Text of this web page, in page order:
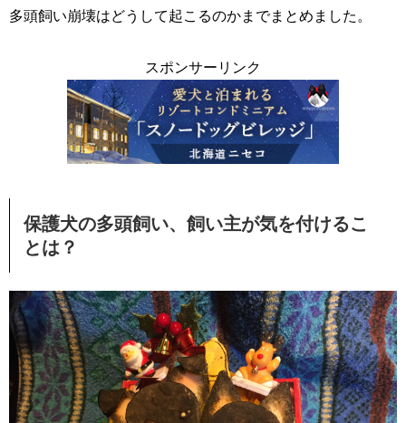
多頭飼い崩壊はどうして起こるのかまでまとめました。
スポンサーリンク
保護犬の多頭飼い、飼い主が気を付けるこ
とは？